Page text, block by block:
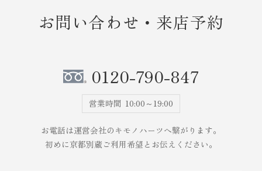
お問い合わせ・来店予約
0120-790-847
営業時間 10:00～19:00
お電話は運営会社のキモノハーツへ繋がります。
初めに京都別蔵ご利用希望とお伝えください。